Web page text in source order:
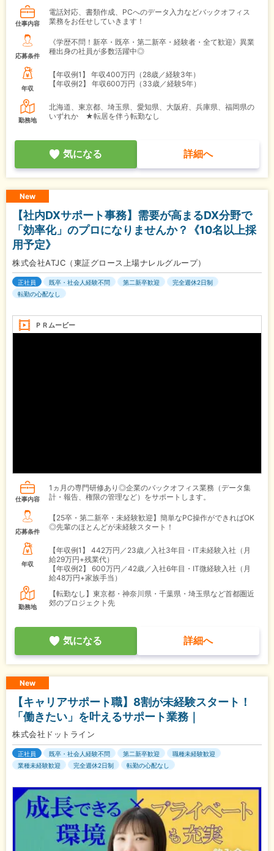
仕事内容
電話対応、書類作成、PCへのデータ入力などバックオフィス
業務をお任せしていきます！
応募条件
《学歴不問！新卒・既卒・第二新卒・経験者・全て歓迎》異業
種出身の社員が多数活躍中◎
年収
【年収例1】
年収400万円（28歳／経験3年）
【年収例2】
年収600万円（33歳／経験5年）
勤務地
北海道、東京都、埼玉県、愛知県、大阪府、兵庫県、福岡県の
いずれか ★転居を伴う転勤なし
気になる 詳細へ
New
【社内DXサポート事務】需要が高まるDX分野で
「効率化」のプロになりませんか？《10名以上採
用予定》
株式会社ATJC（東証グロース上場ナレルグループ）
正社員 既卒・社会人経験不問 第二新卒歓迎
完全週休2日制
転勤の心配なし
ＰＲムービー
仕事内容
1ヵ月の専門研修あり◎企業のバックオフィス業務（データ集
計・報告、権限の管理など）をサポートします。
応募条件
【25卒・第二新卒・未経験歓迎】簡単なPC操作ができればOK
◎先輩のほとんどが未経験スタート！
年収
【年収例1】
442万円／23歳／入社3年目・IT未経験入社（月
給29万円+残業代）
【年収例2】
600万円／42歳／入社6年目・IT微経験入社（月
給48万円+家族手当）
勤務地
【転勤なし】東京都・神奈川県・千葉県・埼玉県など首都圏近
郊のプロジェクト先
気になる 詳細へ
New
【キャリアサポート職】8割が未経験スタート！
「働きたい」を叶えるサポート業務｜
株式会社ドットライン
正社員 既卒・社会人経験不問 第二新卒歓迎
職種未経験歓迎
業種未経験歓迎
完全週休2日制 転勤の心配なし